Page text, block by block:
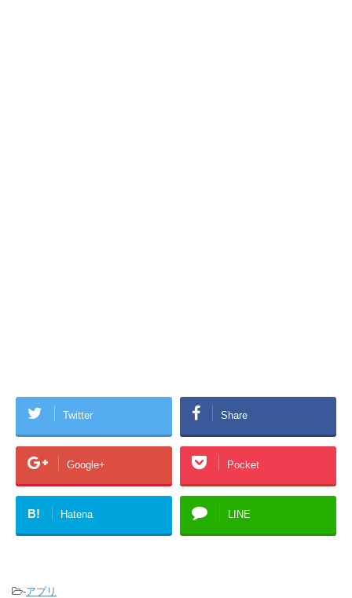
Twitter Share
Google+ Pocket
B! Hatena LINE
-アプリ